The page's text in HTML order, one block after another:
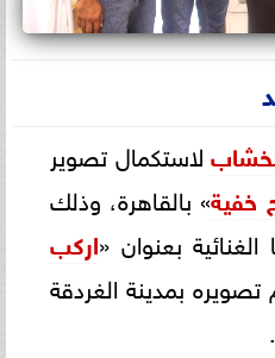
لاستكمال تصوير
خفية» بالقاهرة، وذلك
بعنوان «اركب
بمدينة الغردقة